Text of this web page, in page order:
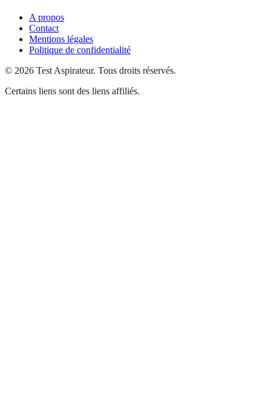
A propos
Contact
Mentions légales
Politique de confidentialité
© 2026 Test Aspirateur. Tous droits réservés.
Certains liens sont des liens affiliés.